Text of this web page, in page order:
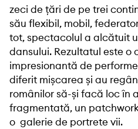
zeci de țări de pe trei
său flexibil, mobil,
tot, spectacolul a alcătuit
dansului. Rezultatul este o
impresionantă de
diferit mișcarea și au
românilor să-și facă loc în
fragmentată, un
o galerie de portrete vii.